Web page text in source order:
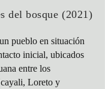
del bosque (2021)
pueblo en situación
inicial, ubicados
entre los
Loreto y